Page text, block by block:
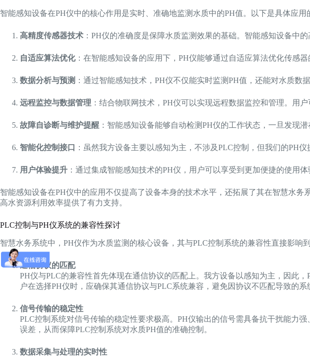
智能感知设备在PH仪中的核心作用是实时、准确地监测水质中的PH值。以下是具体应用
高精度传感器技术 ：PH仪的准确度是保障水质监测效果的基础。智能感知设备中
自适应算法优化：在智能感知设备的应用下，PH仪能够通过自适应算法优化传感
数据分析与预测 ：通过智能感知技术，PH仪不仅能实时监测PH值，还能对水质
远程监控与数据管理 ：结合物联网技术，PH仪可以实现远程数据监控和管理。用
故障自诊断与维护提醒 ：智能感知设备能够自动检测PH仪的工作状态，一旦发现
智能化控制接口 ：虽然我方设备主要以感知为主，不涉及PLC控制，但我们的PH
用户体验提升 ：通过集成智能感知技术的PH仪，用户可以享受到更加便捷的使用
智能感知设备在PH仪中的应用不仅提高了设备本身的技术水平，还拓展了其在智慧水
高水资源利用效率提供了有力支持。
PLC控制与PH仪系统的兼容性探讨
智慧水务系统中，PH仪作为水质监测的核心设备，其与PLC控制系统的兼容性直接影响
通信协议的匹配
PH仪与PLC的兼容性首先体现在通信协议的匹配上。我方设备以感知为主，因此
户在选择PH仪时，应确保其通信协议与PLC系统兼容，避免因协议不匹配导致的系
信号传输的稳定性
PLC控制系统对信号传输的稳定性要求极高。PH仪输出的信号需具备抗干扰能力
误差，从而保障PLC控制系统对水质PH值的准确控制。
数据采集与处理的实时性